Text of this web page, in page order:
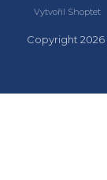
Vytvořil Shoptet
Copyright 2026